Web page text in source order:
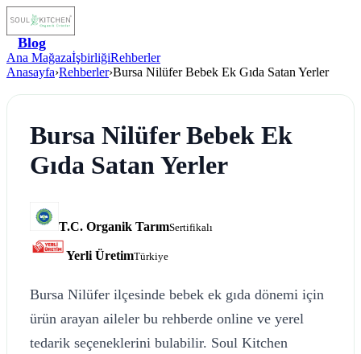
Blog
Ana MağazaİşbirliğiRehberler
Anasayfa›Rehberler›Bursa Nilüfer Bebek Ek Gıda Satan Yerler
Bursa Nilüfer Bebek Ek
Gıda Satan Yerler
T.C. Organik TarımSertifikalı
Yerli ÜretimTürkiye
Bursa Nilüfer ilçesinde bebek ek gıda dönemi için
ürün arayan aileler bu rehberde online ve yerel
tedarik seçeneklerini bulabilir. Soul Kitchen